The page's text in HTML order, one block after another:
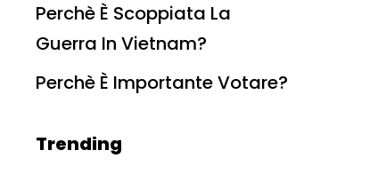
Perchè È Scoppiata La
Guerra In Vietnam?
Perchè È Importante Votare?
Trending